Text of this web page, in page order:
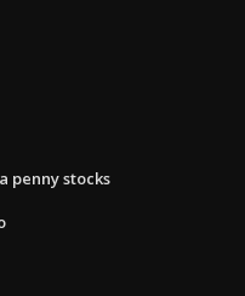
penny stocks